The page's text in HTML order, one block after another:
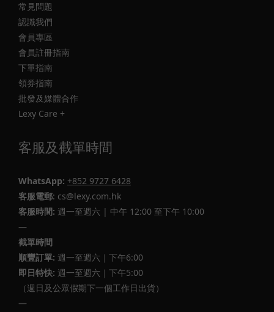
常見問題
認識我們
會員專區
會員註冊指南
下單指南
領券指南
批發及媒體合作
Lexy Care +
客服及截單時間
WhatsApp: +852 9727 6428
客服電郵: cs@lexy.com.hk
客服時間: 週一至週六 | 中午 12:00 至下午 10:00
—
截單時間
順豐訂單: 週一至週六｜下午6:00
即日特快: 週一至週六｜下午5:00
（週日及公眾假期下一個工作日出貨）
—